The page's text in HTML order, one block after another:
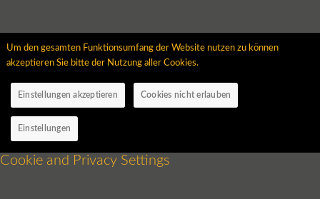
Um den gesamten Funktionsumfang der Website nutzen zu können
akzeptieren Sie bitte der Nutzung aller Cookies.
Einstellungen akzeptieren Cookies nicht erlauben
Einstellungen
Cookie and Privacy Settings